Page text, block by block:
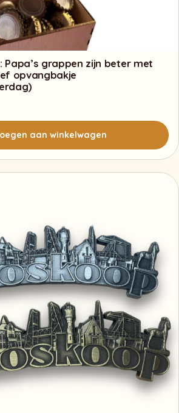
Papa’s grappen zijn beter met
opvangbakje
aan winkelwagen